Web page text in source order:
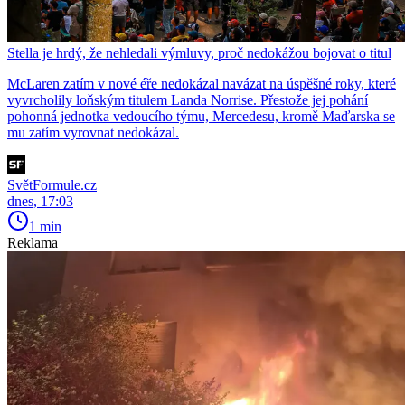
Stella je hrdý, že nehledali výmluvy, proč nedokážou bojovat o titul
McLaren zatím v nové éře nedokázal navázat na úspěšné roky, které
vyvrcholily loňským titulem Landa Norrise. Přestože jej pohání
pohonná jednotka vedoucího týmu, Mercedesu, kromě Maďarska se
mu zatím vyrovnat nedokázal.
SvětFormule.cz
dnes, 17:03
1 min
Reklama